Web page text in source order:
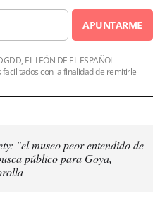
APUNTARME
EL LEÓN DE EL ESPAÑOL
facilitados con la finalidad de remitirle
"el museo peor entendido de
público para Goya,